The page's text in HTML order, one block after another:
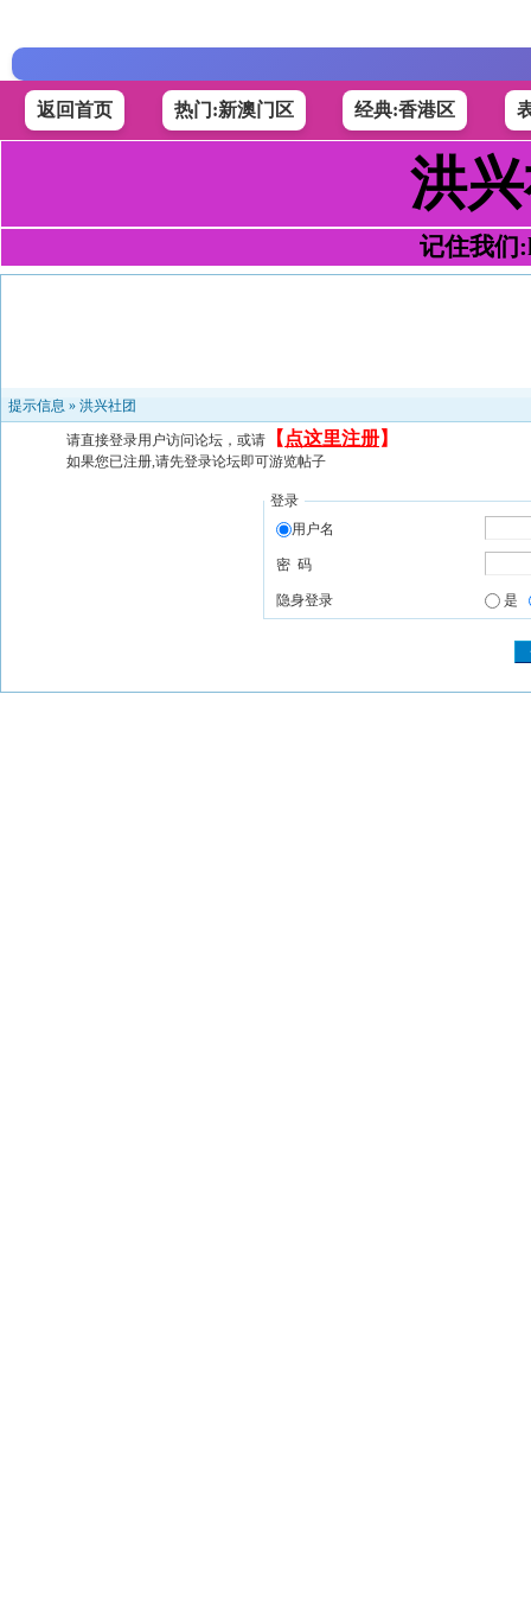
返回首页 热门:新澳门区 经典:香港区
洪
记住我们
提示信息 » 洪兴社团
请直接登录用户访问论坛，或请 【 点这里注册】
如果您已注册,请先登录论坛即可游览帖子
登录
用户名
密 码
隐身登录 是